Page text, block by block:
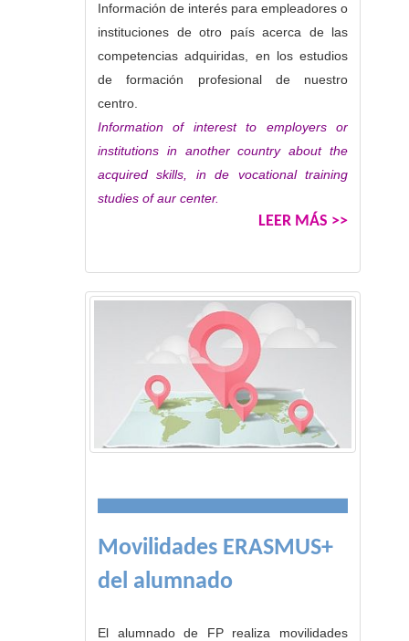
Información de interés para empleadores o
instituciones de otro país acerca de las
competencias adquiridas, en los estudios
de formación profesional de nuestro
centro.
Information of interest to employers or
institutions in another country about the
acquired skills, in de vocational training
studies of aur center.
LEER MÁS >>
Movilidades ERASMUS+
del alumnado
El alumnado de FP realiza movilidades